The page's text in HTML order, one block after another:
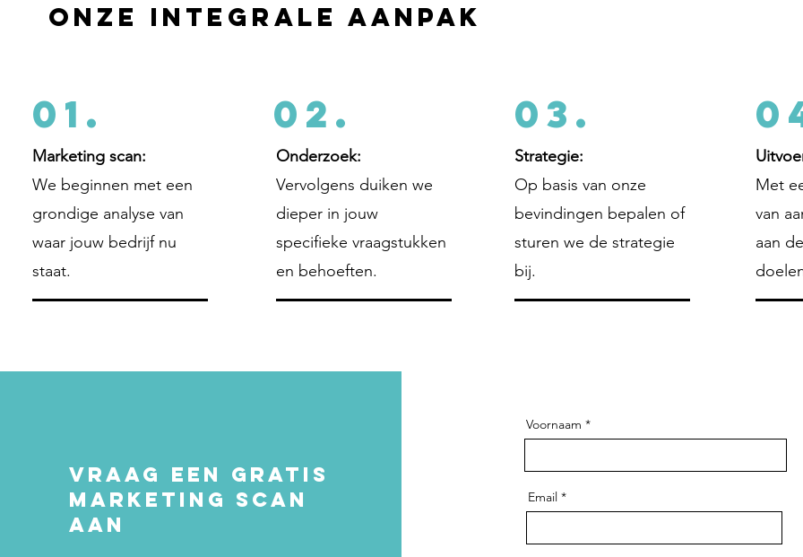
Onze integrale aanpak
01.
Marketing scan:
We beginnen met een
grondige analyse van
waar jouw bedrijf nu
staat.
02.
Onderzoek:
Vervolgens duiken we
dieper in jouw
specifieke vraagstukken
en behoeften.
03.
Strategie:
Op basis van onze
bevindingen bepalen of
sturen we de strategie
bij.
Met
van
aan
Vraag een gratis
Marketing scan
aan
Voornaam
Email